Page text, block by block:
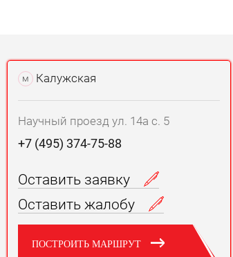
м Калужская
Научный проезд ул. 14а с. 5
+7 (495) 374-75-88
Оставить заявку
Оставить жалобу
ПОСТРОИТЬ МАРШРУТ